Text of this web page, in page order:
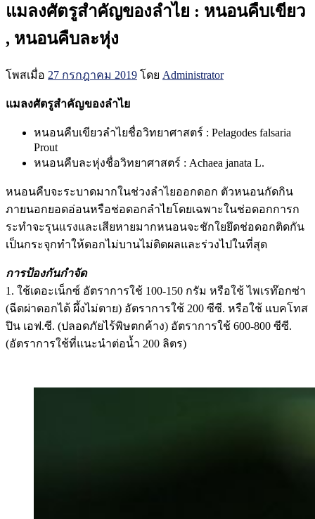
แมลงศัตรูสำคัญของลำไย : หนอนคืบเขียว
, หนอนคืบละหุ่ง
โพสเมื่อ 27 กรกฎาคม 2019 โดย Administrator
แมลงศัตรูสำคัญของลำไย
หนอนคืบเขียวลำไยชื่อวิทยาศาสตร์ : Pelagodes falsaria
Prout
หนอนคืบละหุ่งชื่อวิทยาศาสตร์ : Achaea janata L.
หนอนคืบจะระบาดมากในช่วงลำไยออกดอก ตัวหนอนกัดกิน
ภายนอกยอดอ่อนหรือช่อดอกลำไยโดยเฉพาะในช่อดอกการก
ระทำจะรุนแรงและเสียหายมากหนอนจะชักใยยึดช่อดอกติดกัน
เป็นกระจุกทำให้ดอกไม่บานไม่ติดผลและร่วงไปในที่สุด
การป้องกันกำจัด
1. ใช้เดอะเน็กซ์ อัตราการใช้ 100-150 กรัม หรือใช้ ไพเรท๊อกซ่า
(ฉีดผ่าดอกได้ ผึ้งไม่ตาย) อัตราการใช้ 200 ซีซี. หรือใช้ แบคโทส
ปิน เอฟ.ซี. (ปลอดภัยไร้พิษตกค้าง) อัตราการใช้ 600-800 ซีซี.
(อัตราการใช้ที่แนะนำต่อน้ำ 200 ลิตร)